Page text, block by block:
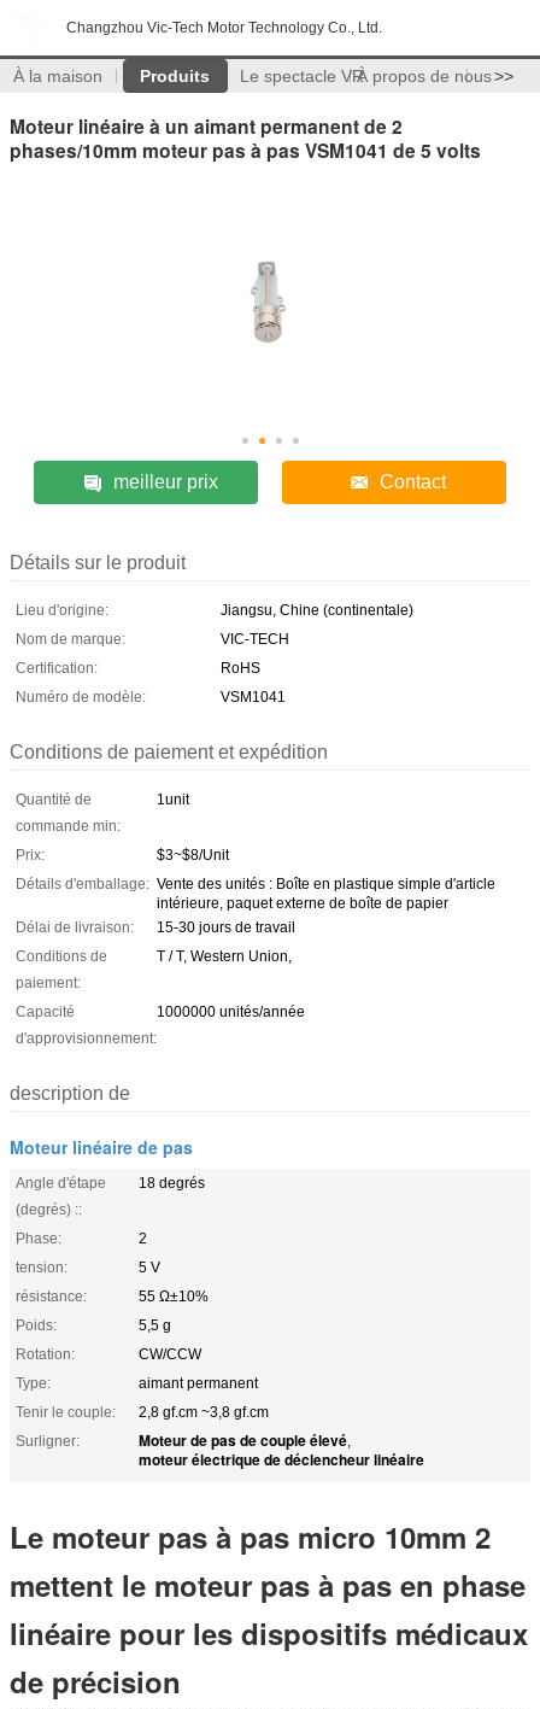
Changzhou Vic-Tech Motor Technology Co., Ltd.
À la maison Produits Le spectacle VRÀ propos de nous>>
Moteur linéaire à un aimant permanent de 2
phases/10mm moteur pas à pas VSM1041 de 5 volts
meilleur prix Contact
Détails sur le produit
Lieu d'origine:
Jiangsu, Chine (continentale)
Nom de marque:
VIC-TECH
Certification:
RoHS
Numéro de modèle:
VSM1041
Conditions de paiement et expédition
Quantité de
commande min:
1unit
Prix:
$3~$8/Unit
Détails d'emballage: Vente des unités : Boîte en plastique simple d'article
intérieure, paquet externe de boîte de papier
Délai de livraison:
15-30 jours de travail
Conditions de
paiement:
T / T, Western Union,
Capacité
d'approvisionnement:
1000000 unités/année
description de
Moteur linéaire de pas
Angle d'étape
(degrés) ::
18 degrés
Phase:
2
tension:
5 V
résistance:
55 Ω±10%
Poids:
5,5 g
Rotation:
CW/CCW
Type:
aimant permanent
Tenir le couple:
2,8 gf.cm ~3,8 gf.cm
Surligner:
Moteur de pas de couple élevé,
moteur électrique de déclencheur linéaire
Le moteur pas à pas micro 10mm 2
mettent le moteur pas à pas en phase
linéaire pour les dispositifs médicaux
de précision